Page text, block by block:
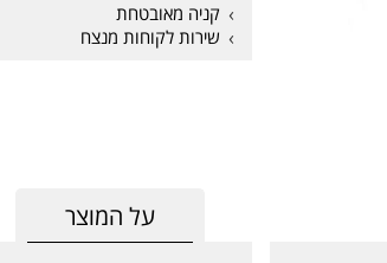
קניה מאובטחת
שירות לקוחות מנצח
על המוצר